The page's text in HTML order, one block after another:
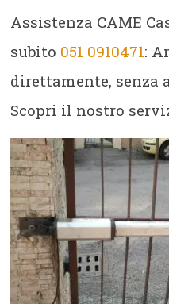
Assistenza CAME
subito 051 0910471:
direttamente, senza
Scopri il nostro